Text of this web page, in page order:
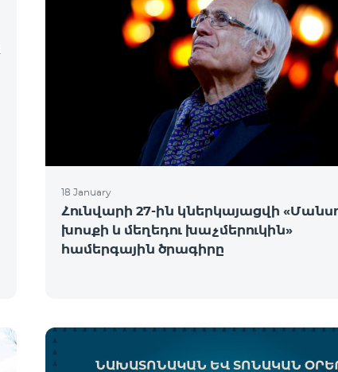
18 January
Հունվարի 27-ին կներկայացվի
խոսքի և մեղեդու խաչմերուկին»
համերգային ծրագիրը